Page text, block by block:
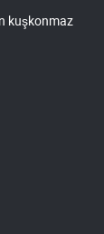
kuşkonmaz